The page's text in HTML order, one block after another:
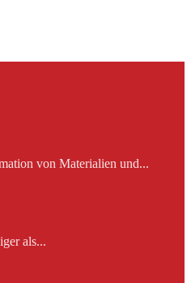
von Materialien und...
als...